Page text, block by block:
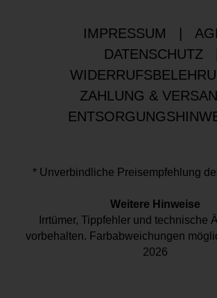
IMPRESSUM
DATENSCHUTZ
ZAHLUNG &
* Unverbindliche Preisempfehlung
Weitere Hinweise
Irrtümer, Tippfehler und technische
vorbehalten. Farbabweichungen
2026